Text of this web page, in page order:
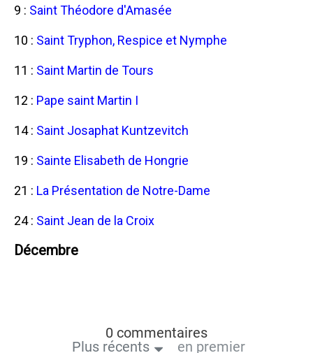
9 : Saint Théodore d'Amasée
10 : Saint Tryphon, Respice et Nymphe
11 : Saint Martin de Tours
12 : Pape saint Martin I
14 : Saint Josaphat Kuntzevitch
19 : Sainte Elisabeth de Hongrie
21 : La Présentation de Notre-Dame
24 : Saint Jean de la Croix
Décembre
0 commentaires
Plus récents
en premier